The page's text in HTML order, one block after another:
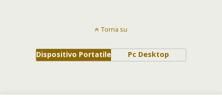
Torna su
Dispositivo Portatile Pc Desktop